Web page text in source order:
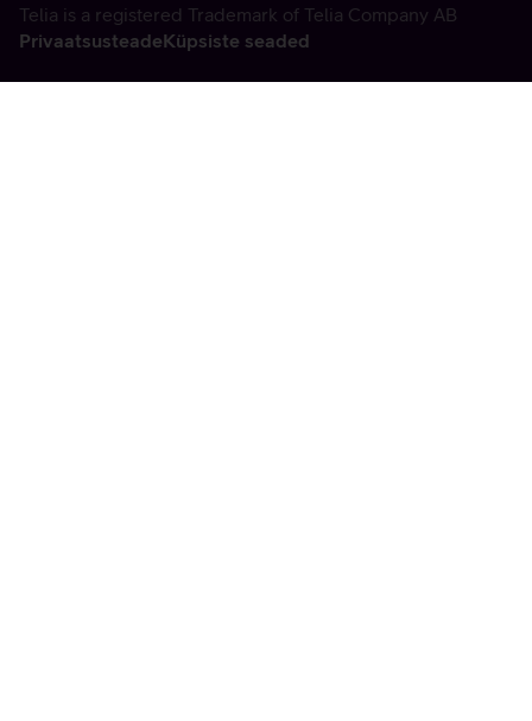
Telia is a registered Trademark of Telia Company AB
PrivaatsusteadeKüpsiste seaded